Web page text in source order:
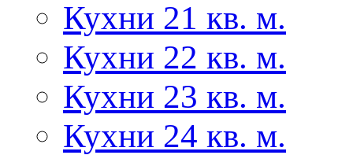
Кухни 21 кв. м.
Кухни 22 кв. м.
Кухни 23 кв. м.
Кухни 24 кв. м.